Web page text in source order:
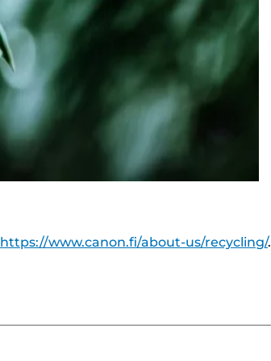
https://www.canon.fi/about-us/recycling/.